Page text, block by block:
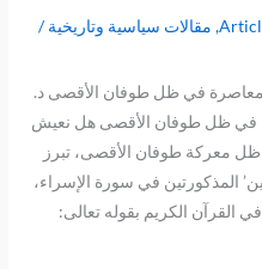
, مقالات سياسية وتاريخية/
معاصرة في ظل طوفان الأقصى د.
في ظل طوفان الأقصى هل نعيش
ظل معركة طوفان الأقصى، تبرز
المذكورتين في سورة الإسراء،
القرآن الكريم بقوله تعالى: